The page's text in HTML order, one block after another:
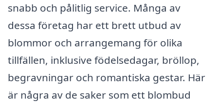
snabb och pålitlig service. Många av
dessa företag har ett brett utbud av
blommor och arrangemang för olika
tillfällen, inklusive födelsedagar, bröllop,
begravningar och romantiska gestar. Här
är några av de saker som ett blombud